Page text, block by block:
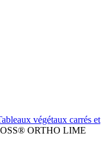
végétaux carrés et
ORTHO LIME